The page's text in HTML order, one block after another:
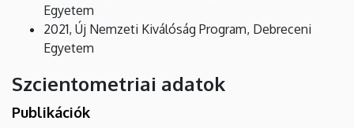
Egyetem
2021, Új Nemzeti Kiválóság Program, Debreceni
Egyetem
Szcientometriai adatok
Publikációk